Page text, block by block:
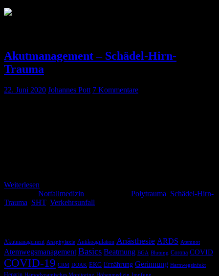
Akutmanagement – Schädel-Hirn-
Trauma
22. Juni 2020 Johannes Pott 7 Kommentare
Weiterlesen
Notfallmedizin Polytrauma Schädel-Hirn-
Trauma SHT, Verkehrsunfall
Akutmanagement Anaphylaxie Antikoagulation Anästhesie ARDS Atemnot
Atemwegsmanagement Basics Beatmung BGA Blutung Corona COVID
COVID-19 CRM DOAK EKG Ernährung Gerinnung Harnwegsinfekt
Heparin Hämodynamisches Monitoring Höhenmedizin Impfung